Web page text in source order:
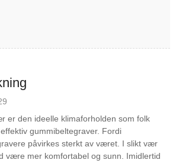
er den ideelle klimaforholden som folk
gummibeltegraver. Fordi
påvirkes sterkt av været. I slikt vær
være mer komfortabel og sunn. Imidlertid